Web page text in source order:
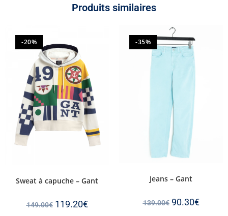
Produits similaires
-20%
Sweat à capuche – Gant
149.00€ 119.20€
-35%
Jeans – Gant
139.00€ 90.30€